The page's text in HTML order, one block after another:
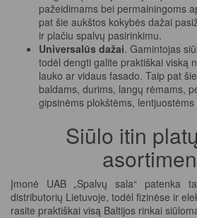
pažeidimams bei permainingoms
pat šie aukštos kokybės dažai
ir plačiu spalvų pasirinkimu.
Universalūs dažai. Gamintojas
todėl dengti galite praktiškai viską
lauko ar vidaus fasado. Taip pat
baldams, durims, langų rėmams,
gipsinėms plokštėms,
Siūlo itin
Įmonė UAB „Spalvų sala“ patenka
distributorių Lietuvoje, todėl fizinėse ir
rasite praktiškai visą Baltijos rinkai